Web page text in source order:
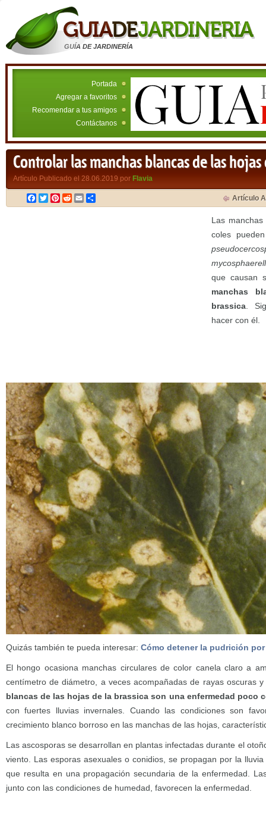
GUÍA DE JARDINERÍA
Portada
Agregar a favoritos
Recomendar a tus amigos
Contáctanos
Controlar las manchas blancas de las hojas
Artículo Publicado el 28.06.2019 por Flavia
Facebook
TwitterPinterest
RedditEmail Artículo
Las
coles
que causan
manchas
brassica .
hacer con él.
Quizás también te pueda interesar: Cómo detener la pudrición
El hongo ocasiona manchas circulares de color canela claro a
centímetro de diámetro, a veces acompañadas de rayas oscuras
blancas de las hojas de la brassica son una enfermedad poco
con fuertes lluvias invernales. Cuando las condiciones son
crecimiento blanco borroso en las manchas de las hojas,
Las ascosporas se desarrollan en plantas infectadas durante el
viento. Las esporas asexuales o conidios, se propagan por la
que resulta en una propagación secundaria de la enfermedad.
junto con las condiciones de humedad, favorecen la enfermedad.